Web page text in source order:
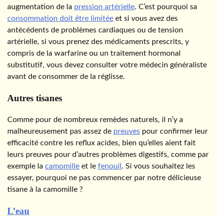
augmentation de la pression artérielle. C’est pourquoi sa
consommation doit être limitée et si vous avez des
antécédents de problèmes cardiaques ou de tension
artérielle, si vous prenez des médicaments prescrits, y
compris de la warfarine ou un traitement hormonal
substitutif, vous devez consulter votre médecin généraliste
avant de consommer de la réglisse.
Autres tisanes
Comme pour de nombreux remèdes naturels, il n’y a
malheureusement pas assez de preuves pour confirmer leur
efficacité contre les reflux acides, bien qu’elles aient fait
leurs preuves pour d’autres problèmes digestifs, comme par
exemple la camomille et le fenouil . Si vous souhaitez les
essayer, pourquoi ne pas commencer par notre délicieuse
tisane à la camomille ?
L’eau